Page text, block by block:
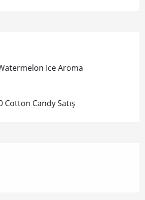
Ice Aroma
Cotton Candy Satış